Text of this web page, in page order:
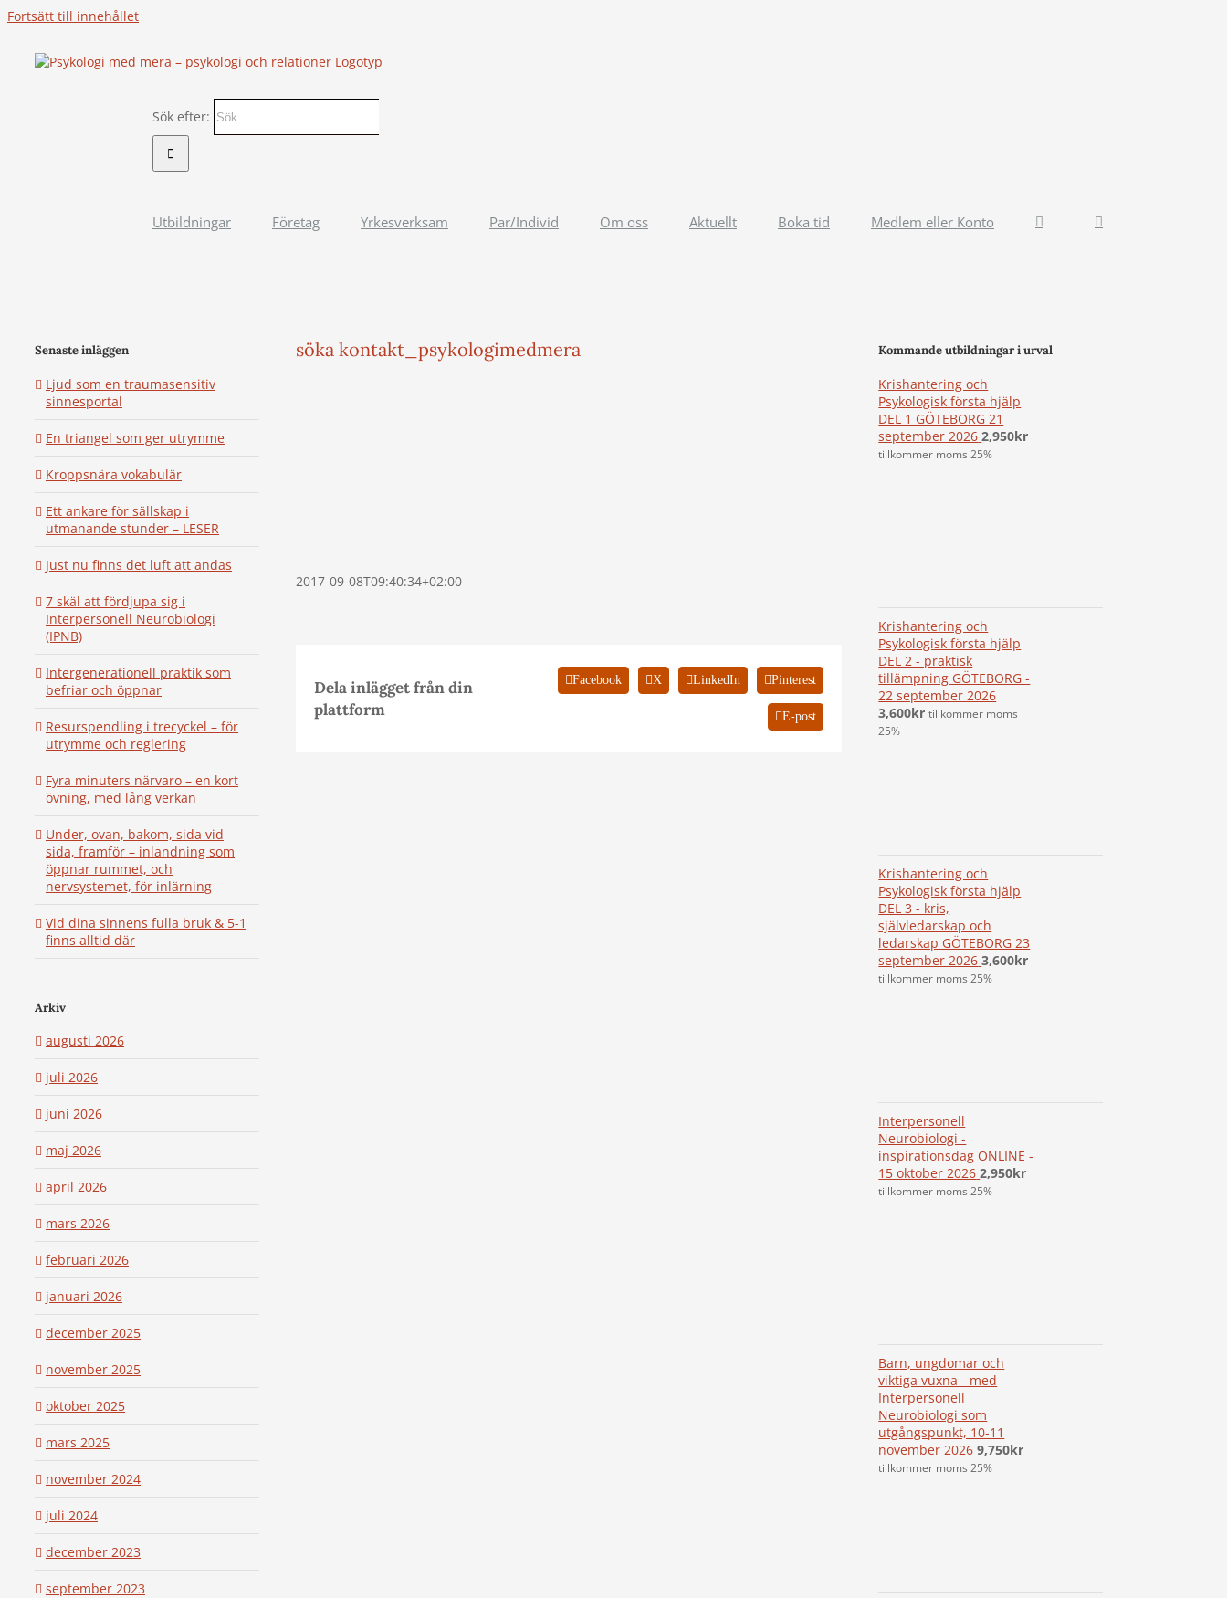
Fortsätt till innehållet
Sök efter:
Utbildningar Företag Yrkesverksam Par/Individ Om oss Aktuellt Boka tid Medlem eller Konto
söka kontakt_psykologimedmera
2017-09-08T09:40:34+02:00
Dela inlägget från din
plattform
Facebook X LinkedIn Pinterest
E-post
Senaste inläggen
Ljud som en traumasensitiv
sinnesportal
En triangel som ger utrymme
Kroppsnära vokabulär
Ett ankare för sällskap i
utmanande stunder – LESER
Just nu finns det luft att andas
7 skäl att fördjupa sig i
Interpersonell Neurobiologi
(IPNB)
Intergenerationell praktik som
befriar och öppnar
Resurspendling i trecyckel – för
utrymme och reglering
Fyra minuters närvaro – en kort
övning, med lång verkan
Under, ovan, bakom, sida vid
sida, framför – inlandning som
öppnar rummet, och
nervsystemet, för inlärning
Vid dina sinnens fulla bruk & 5-1
finns alltid där
Arkiv
augusti 2026
juli 2026
juni 2026
maj 2026
april 2026
mars 2026
februari 2026
januari 2026
december 2025
november 2025
oktober 2025
mars 2025
november 2024
juli 2024
december 2023
september 2023
Kommande utbildningar i urval
Krishantering och
Psykologisk första hjälp
DEL 1 GÖTEBORG 21
september 2026 2,950kr
tillkommer moms 25%
Krishantering och
Psykologisk första hjälp
DEL 2 - praktisk
tillämpning GÖTEBORG -
22 september 2026
3,600kr tillkommer moms
25%
Krishantering och
Psykologisk första hjälp
DEL 3 - kris,
självledarskap och
ledarskap GÖTEBORG 23
september 2026 3,600kr
tillkommer moms 25%
Interpersonell
Neurobiologi -
inspirationsdag ONLINE -
15 oktober 2026 2,950kr
tillkommer moms 25%
Barn, ungdomar och
viktiga vuxna - med
Interpersonell
Neurobiologi som
utgångspunkt, 10-11
november 2026 9,750kr
tillkommer moms 25%